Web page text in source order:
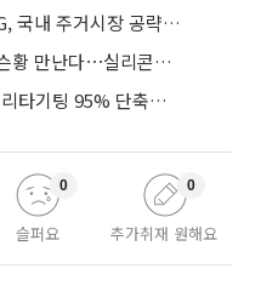
유럽서 키운 히트펌프…삼성·LG, 국내 주거시장 공략 ‘속도’
이재용·최태원·이해진, 美서 젠슨황 만난다⋯실리콘밸리 집결하는 AI리더
최정연 삼성전자 부사장 "PDK 리타기팅 95% 단축…에이전트 AI 시범 활용"
슬퍼요
0
추가취재 원해요
0